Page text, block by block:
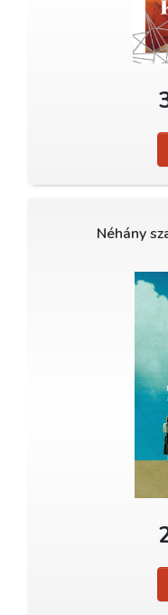
Néhány